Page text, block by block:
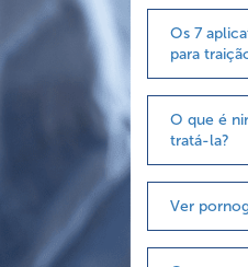
Os 7
para
O que é
tratá-la?
Ver